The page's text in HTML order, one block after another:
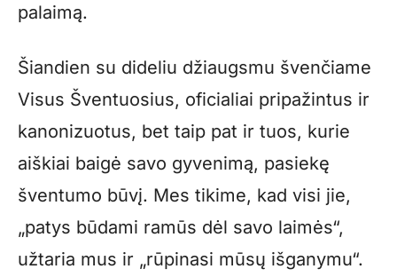
palaimą.
Šiandien su dideliu džiaugsmu švenčiame
Visus Šventuosius, oficialiai pripažintus ir
kanonizuotus, bet taip pat ir tuos, kurie
aiškiai baigė savo gyvenimą, pasiekę
šventumo būvį. Mes tikime, kad visi jie,
„patys būdami ramūs dėl savo laimės“,
užtaria mus ir „rūpinasi mūsų išganymu“.